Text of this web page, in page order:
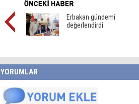
Erbakan gündemi
değerlendirdi
YORUMLAR